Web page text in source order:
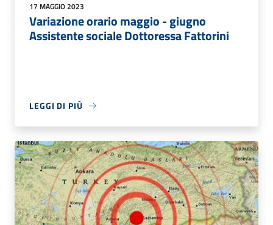
17 MAGGIO 2023
Variazione orario maggio - giugno
Assistente sociale Dottoressa Fattorini
LEGGI DI PIÙ